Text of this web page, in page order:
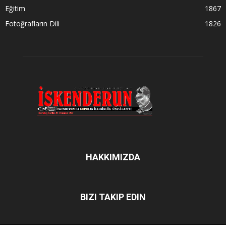
Eğitim
1867
Fotoğrafların Dili
1826
HAKKIMIZDA
BIZI TAKIP EDIN